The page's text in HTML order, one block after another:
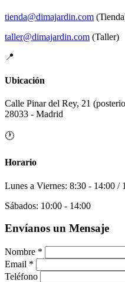
tienda@dimajardin.com
taller@dimajardin.com (Taller)
📍
Ubicación
Calle Pinar del Rey, 21
28033 - Madrid
🕐
Horario
Lunes a Viernes: 8:30 - 14:00 /
Sábados: 10:00 - 14:00
Envíanos un Mensaje
Nombre *
Email *
Teléfono